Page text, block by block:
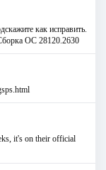
как исправить.
ОС 28120.2630
it's on their official